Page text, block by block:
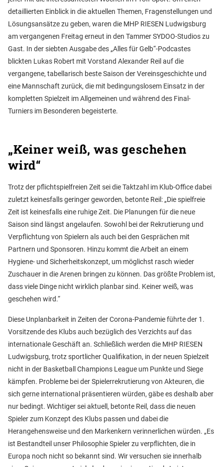
detaillierten Einblick in die aktuellen Themen, Fragenstellungen und
Lösungsansätze zu geben, waren die MHP RIESEN Ludwigsburg
am vergangenen Freitag erneut in den Tammer SYDOO-Studios zu
Gast. In der siebten Ausgabe des „Alles für Gelb“-Podcastes
blickten Lukas Robert mit Vorstand Alexander Reil auf die
vergangene, tabellarisch beste Saison der Vereinsgeschichte und
eine Mannschaft zurück, die mit bedingungslosem Einsatz in der
kompletten Spielzeit im Allgemeinen und während des Final-
Turniers im Besonderen begeisterte.
„Keiner weiß, was geschehen
wird“
Trotz der pflichtspielfreien Zeit sei die Taktzahl im Klub-Office dabei
zuletzt keinesfalls geringer geworden, betonte Reil: „Die spielfreie
Zeit ist keinesfalls eine ruhige Zeit. Die Planungen für die neue
Saison sind längst angelaufen. Sowohl bei der Rekrutierung und
Verpflichtung von Spielern als auch bei den Gesprächen mit
Partnern und Sponsoren. Hinzu kommt die Arbeit an einem
Hygiene- und Sicherheitskonzept, um möglichst rasch wieder
Zuschauer in die Arenen bringen zu können. Das größte Problem ist,
dass viele Dinge nicht wirklich planbar sind. Keiner weiß, was
geschehen wird.“
Diese Unplanbarkeit in Zeiten der Corona-Pandemie führte der 1.
Vorsitzende des Klubs auch bezüglich des Verzichts auf das
internationale Geschäft an. Schließlich werden die MHP RIESEN
Ludwigsburg, trotz sportlicher Qualifikation, in der neuen Spielzeit
nicht in der Basketball Champions League um Punkte und Siege
kämpfen. Probleme bei der Spielerrekrutierung von Akteuren, die
sich gerne international präsentieren würden, gäbe es deshalb aber
nur bedingt. Wichtiger sei aktuell, betonte Reil, dass die neuen
Spieler zum Konzept des Klubs passen und dabei die
Herangehensweise und den Markenkern verinnerlichen würden. „Es
ist Bestandteil unser Philosophie Spieler zu verpflichten, die in
Europa noch nicht so bekannt sind. Wir versuchen sie innerhalb